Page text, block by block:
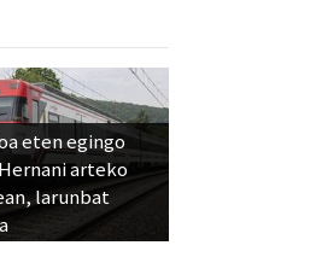
eten egingo
arteko
larunbat